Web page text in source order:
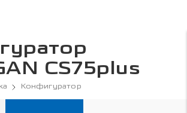
CS75plus
Конфигуратор